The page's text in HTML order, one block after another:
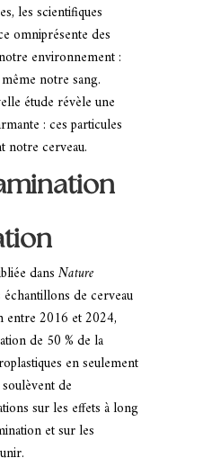
les scientifiques
omniprésente des
environnement :
notre sang.
étude révèle une
: ces particules
notre cerveau.
dansNature
de cerveau
entre 2016 et 2024,
de 50 % de la
en seulement
de
sur les effets à long
et sur les